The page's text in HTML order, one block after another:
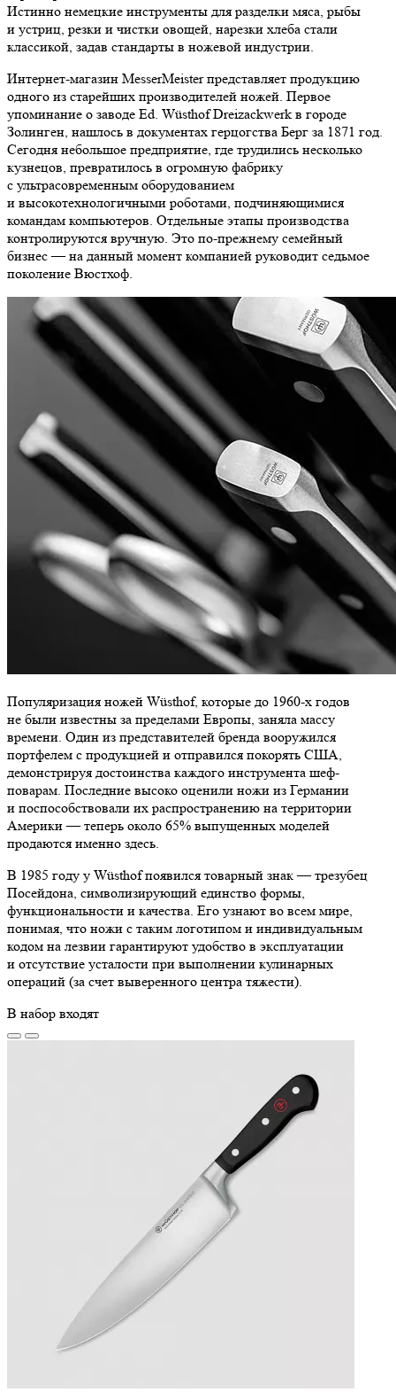
Истинно немецкие инструменты для разделки мяса, рыбы
и устриц, резки и чистки овощей, нарезки хлеба стали
классикой, задав стандарты в ножевой индустрии.
Интернет-магазин MesserMeister представляет продукцию
одного из старейших производителей ножей. Первое
упоминание о заводе Ed. Wüsthof Dreizackwerk в городе
Золинген, нашлось в документах герцогства Берг за 1871 год.
Сегодня небольшое предприятие, где трудились несколько
кузнецов, превратилось в огромную фабрику
с ультрасовременным оборудованием
и высокотехнологичными роботами, подчиняющимися
командам компьютеров. Отдельные этапы производства
контролируются вручную. Это по-прежнему семейный
бизнес — на данный момент компанией руководит седьмое
поколение Вюстхоф.
Популяризация ножей Wüsthof, которые до 1960-х годов
не были известны за пределами Европы, заняла массу
времени. Один из представителей бренда вооружился
портфелем с продукцией и отправился покорять США,
демонстрируя достоинства каждого инструмента шеф-
поварам. Последние высоко оценили ножи из Германии
и поспособствовали их распространению на территории
Америки — теперь около 65% выпущенных моделей
продаются именно здесь.
В 1985 году у Wüsthof появился товарный знак — трезубец
Посейдона, символизирующий единство формы,
функциональности и качества. Его узнают во всем мире,
понимая, что ножи с таким логотипом и индивидуальным
кодом на лезвии гарантируют удобство в эксплуатации
и отсутствие усталости при выполнении кулинарных
операций (за счет выверенного центра тяжести).
В набор входят